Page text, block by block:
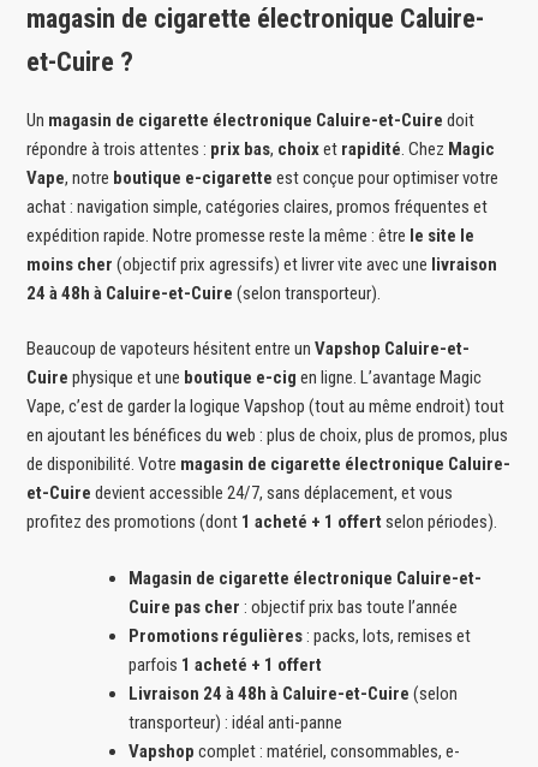
magasin de cigarette électronique Caluire-
et-Cuire ?
Un magasin de cigarette électronique Caluire-et-Cuire doit
répondre à trois attentes : prix bas, choixet rapidité. Chez Magic
Vape, notre boutique e-cigarette est conçue pour optimiser votre
achat : navigation simple, catégories claires, promos fréquentes et
expédition rapide. Notre promesse reste la même : être le site le
moins cher (objectif prix agressifs) et livrer vite avec une livraison
24 à 48h à Caluire-et-Cuire (selon transporteur).
Beaucoup de vapoteurs hésitent entre unVapshop Caluire-et-
Cuire physique et une boutique e-cig en ligne. L’avantage Magic
Vape, c’est de garder la logique Vapshop (tout au même endroit) tout
en ajoutant les bénéfices du web : plus de choix, plus de promos, plus
de disponibilité. Votre magasin de cigarette électronique Caluire-
et-Cuire devient accessible 24/7, sans déplacement, et vous
profitez des promotions (dont 1 acheté + 1 offert selon périodes).
Magasin de cigarette électronique Caluire-et-
Cuire pas cher : objectif prix bas toute l’année
Promotions régulières: packs, lots, remises et
parfois 1 acheté + 1 offert
Livraison 24 à 48h à Caluire-et-Cuire (selon
transporteur) : idéal anti-panne
Vapshop complet : matériel, consommables, e-